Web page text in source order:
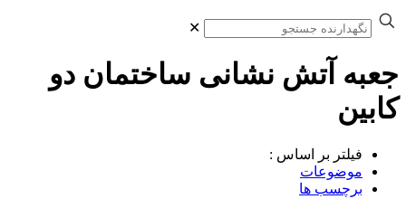
✕
جعبه آتش نشانی ساختمان دو
کابین
فیلتر بر اساس :
موضوعات
برچسب ها